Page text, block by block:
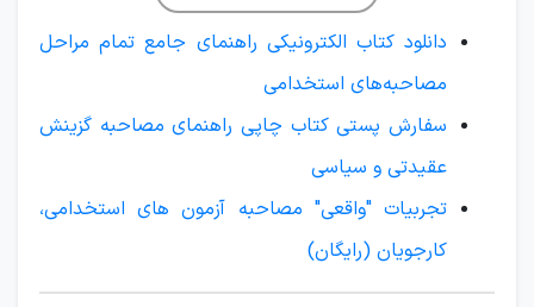
دانلود کتاب الکترونیکی راهنمای جامع تمام مراحل
مصاحبه‌های استخدامی
سفارش پستی کتاب چاپی راهنمای مصاحبه گزینش
عقیدتی و سیاسی
تجربیات "واقعی" مصاحبه آزمون های استخدامی،
کارجویان (رایگان)